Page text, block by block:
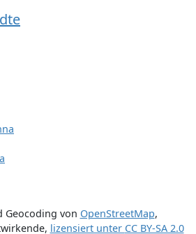
Geocoding von OpenStreetMap,
, lizensiert unter CC BY-SA 2.0